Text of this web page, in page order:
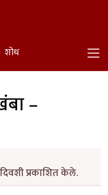
शोध
–
प्रकाशित केले.